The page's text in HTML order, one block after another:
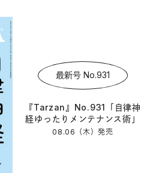
最新号 No.931
『Tarzan』No.931「自律神
経ゆったりメンテナンス術」
08.06（木）発売